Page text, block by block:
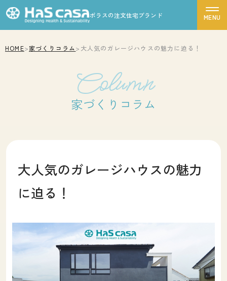
ポラスの注文住宅ブランド
ハスカーサについて
モデルハウス
お客様の声
土地をお探しの方
採用情報
HOME>家づくりコラム> 大人気のガレージハウスの魅力に迫る！
Column
家づくりコラム
大人気のガレージハウスの魅力
に迫る！